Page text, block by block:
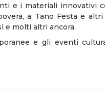
e i materiali innovativi
a Tano Festa e
e molti altri ancora.
e gli eventi